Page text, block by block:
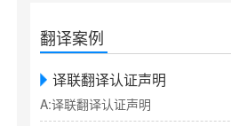
翻译案例
译联翻译认证声明
A:译联翻译认证声明